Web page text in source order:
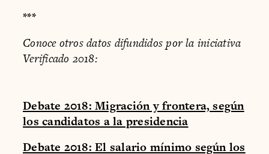
***
Conoce otros datos difundidos por la iniciativa
Verificado 2018:
Debate 2018: Migración y frontera, según
los candidatos a la presidencia
Debate 2018: El salario mínimo según los